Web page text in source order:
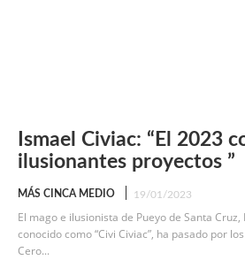
Ismael Civiac: “El 2023
ilusionantes proyectos ”
MÁS CINCA MEDIO 19/01/2023
El mago e ilusionista de Pueyo de Santa Cruz,
conocido como “Civi Civiac”, ha pasado por
Cero...